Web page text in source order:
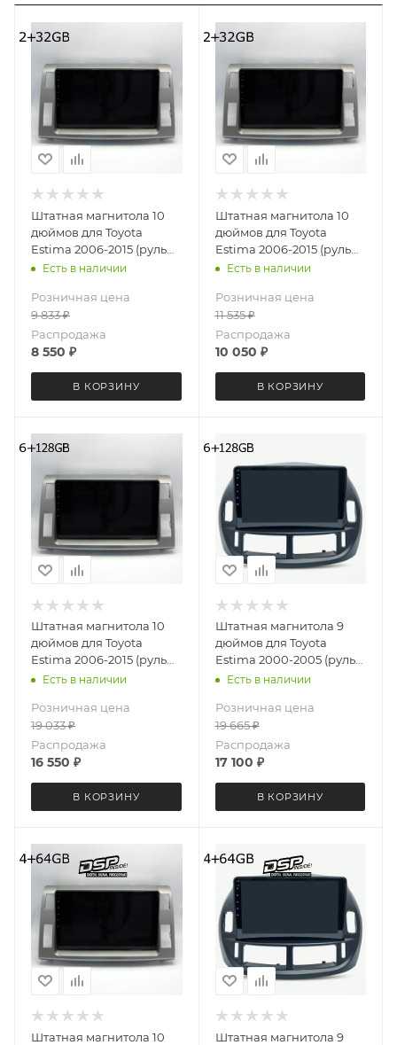
Штатная магнитола 10
дюймов для Toyota
Estima 2006-2015 (руль
справа) LeTrun 4572-
Gb IPS
Есть в наличии
Розничная цена
9 833₽
Распродажа
8 550 ₽
В КОРЗИНУ
Штатная магнитола 10
дюймов для Toyota
Estima 2006-2015 (руль
справа) MEKEDE M150S
Gb
Есть в наличии
Розничная цена
11 535₽
Распродажа
10 050 ₽
В КОРЗИНУ
Штатная магнитола 10
дюймов для Toyota
Estima 2006-2015 (руль
справа) LeTrun 4572-
QLED 6+128 Gb
Есть в наличии
Розничная цена
19 033₽
Распродажа
16 550 ₽
В КОРЗИНУ
Штатная магнитола 9
дюймов для Toyota
Estima 2000-2005 (руль
справа) LeTrun 4962-
QLED 6+128 Gb
Есть в наличии
Розничная цена
19 665₽
Распродажа
17 100 ₽
В КОРЗИНУ
Штатная магнитола 10
Штатная магнитола 9